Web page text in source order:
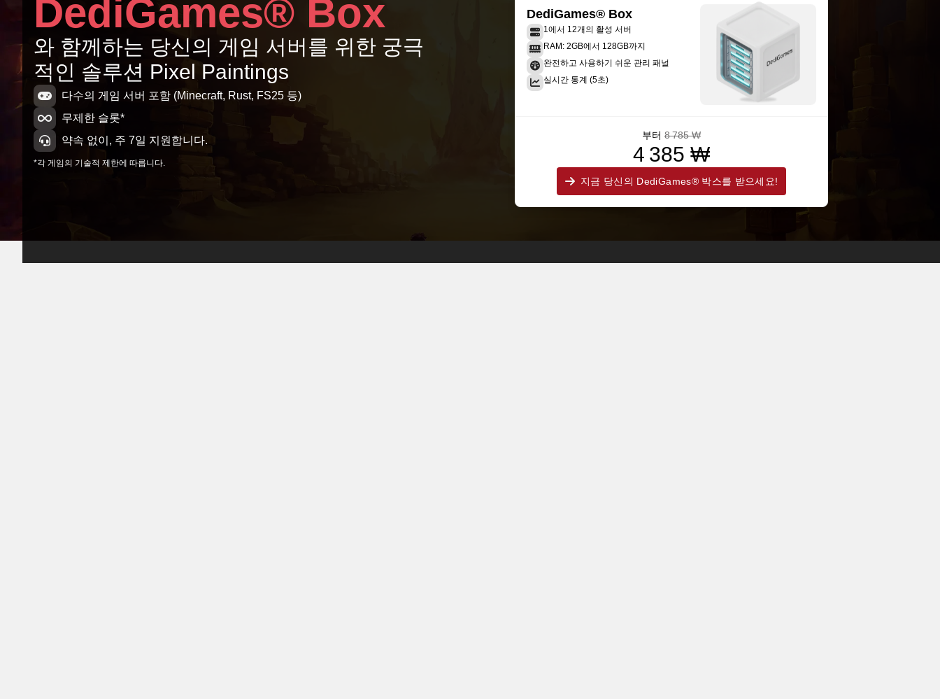
DediGames® Box
와 함께하는 당신의 게임 서버를 위한 궁극
적인 솔루션 Pixel Paintings
다수의 게임 서버 포함 (Minecraft, Rust, FS25 등)
무제한 슬롯*
약속 없이, 주 7일 지원합니다.
*각 게임의 기술적 제한에 따릅니다.
DediGames® Box
1에서 12개의 활성 서버
RAM: 2GB에서 128GB까지
완전하고 사용하기 쉬운 관리 패널
실시간 통계 (5초)
부터 8 785 ₩
4 385 ₩
지금 당신의 DediGames® 박스를 받으세요!